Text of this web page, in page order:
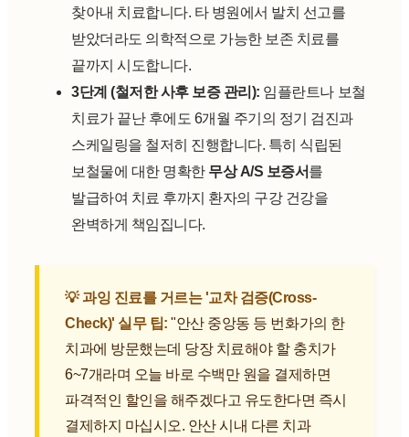
찾아내 치료합니다. 타 병원에서 발치 선고를
받았더라도 의학적으로 가능한 보존 치료를
끝까지 시도합니다.
3단계 (철저한 사후 보증 관리): 임플란트나 보철
치료가 끝난 후에도 6개월 주기의 정기 검진과
스케일링을 철저히 진행합니다. 특히 식립된
보철물에 대한 명확한 무상 A/S 보증서를
발급하여 치료 후까지 환자의 구강 건강을
완벽하게 책임집니다.
💡 과잉 진료를 거르는 '교차 검증(Cross-
Check)' 실무 팁: "안산 중앙동 등 번화가의 한
치과에 방문했는데 당장 치료해야 할 충치가
6~7개라며 오늘 바로 수백만 원을 결제하면
파격적인 할인을 해주겠다고 유도한다면 즉시
결제하지 마십시오. 안산 시내 다른 치과